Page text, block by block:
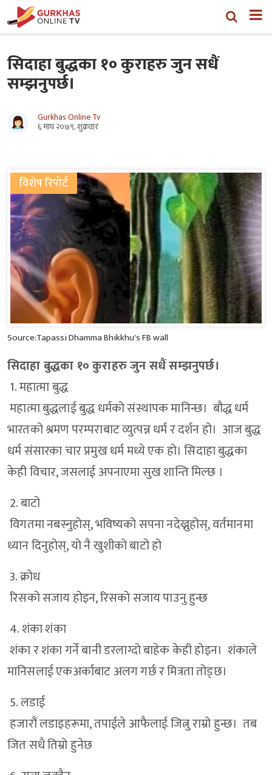
सिदाहा बुद्धका १० कुराहरु जुन सधैं
सम्झनुपर्छ।
Gurkhas Online Tv
६ माघ २०७९, शुक्रवार
विशेष रिपोर्ट
Source:Tapassi Dhamma Bhikkhu's FB wall
सिदाहा बुद्धका १० कुराहरु जुन सधैं सम्झनुपर्छ।
1. महात्मा बुद्ध
महात्मा बुद्धलाई बुद्ध धर्मको संस्थापक मानिन्छ। बौद्ध धर्म
भारतको श्रमण परम्पराबाट व्युत्पन्न धर्म र दर्शन हो। आज बुद्ध
धर्म संसारका चार प्रमुख धर्म मध्ये एक हो। सिदाहा बुद्धका
केही विचार, जसलाई अपनाएमा सुख शान्ति मिल्छ ।
2. बाटो
विगतमा नबस्नुहोस्, भविष्यको सपना नदेख्नुहोस्, वर्तमानमा
ध्यान दिनुहोस्, यो नै खुशीको बाटो हो
3. क्रोध
रिसको सजाय होइन, रिसको सजाय पाउनु हुन्छ
4. शंका शंका
शंका र शंका गर्ने बानी डरलाग्दो बाहेक केही होइन। शंकाले
मानिसलाई एकअर्काबाट अलग गर्छ र मित्रता तोड्छ।
5. लडाई
हजारौं लडाइहरूमा, तपाईले आफैलाई जित्नु राम्रो हुन्छ। तब
जित सधै तिम्रो हुनेछ